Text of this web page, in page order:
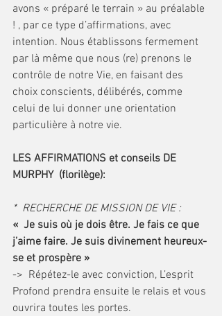
avons « préparé le terrain » au préalable
! , par ce type d’affirmations, avec
intention. Nous établissons fermement
par là même que nous (re) prenons le
contrôle de notre Vie, en faisant des
choix conscients, délibérés, comme
celui de lui donner une orientation
particulière à notre vie.
LES AFFIRMATIONS et conseils DE
MURPHY  (florilège):
*  RECHERCHE DE MISSION DE VIE :
«  Je suis où je dois être. Je fais ce que
j’aime faire. Je suis divinement heureux-
se et prospère »
->  Répétez-le avec conviction, L’esprit
Profond prendra ensuite le relais et vous
ouvrira toutes les portes.